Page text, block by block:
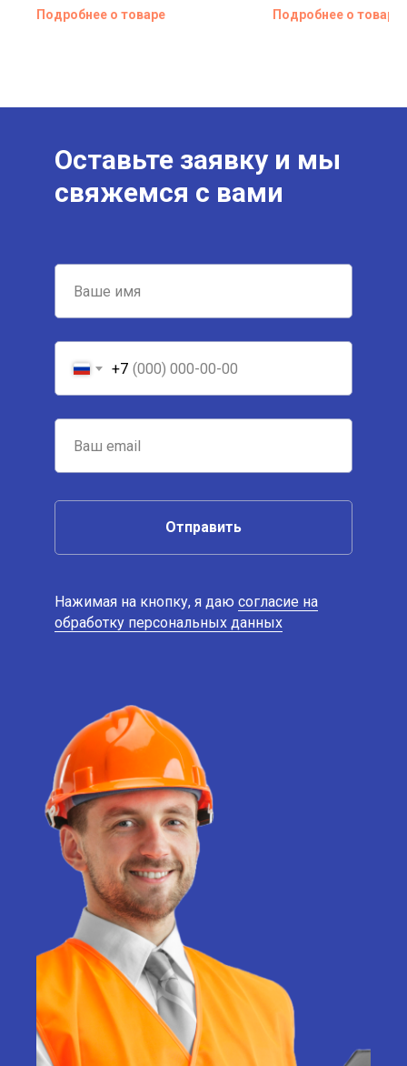
Подробнее о товаре Подробнее о товаре
Оставьте заявку и мы
свяжемся с вами
+7
Отправить
Нажимая на кнопку, я даю согласие на
обработку персональных данных